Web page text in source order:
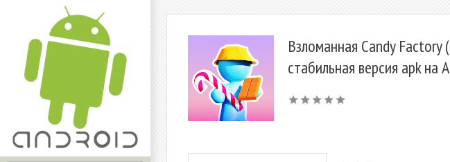
Взломанная Candy
стабильная версия apk на